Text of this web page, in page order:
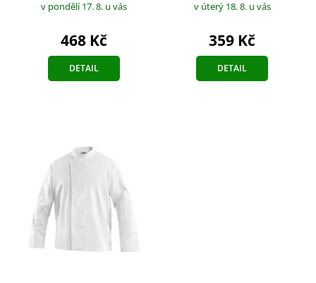
v pondělí 17. 8. u vás
468 Kč
DETAIL
v úterý 18. 8. u vás
359 Kč
DETAIL